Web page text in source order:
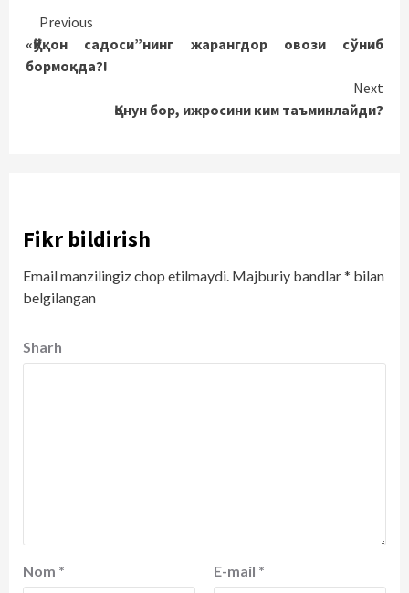
Continue
Reading
Previous
«Қўқон садоси”нинг жарангдор овози сўниб
бормоқда?!
Next
Қонун бор, ижросини ким таъминлайди?
Fikr bildirish
Email manzilingiz chop etilmaydi. Majburiy bandlar* bilan
belgilangan
Sharh
Nom * E-mail *